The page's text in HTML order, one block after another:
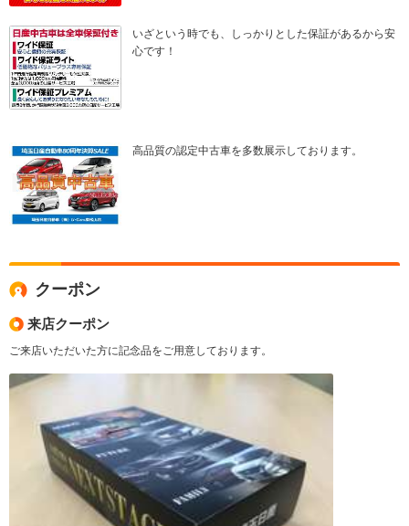
いざという時でも、しっかりとした保証があるから安
心です！
高品質の認定中古車を多数展示しております。
クーポン
来店クーポン
ご来店いただいた方に記念品をご用意しております。